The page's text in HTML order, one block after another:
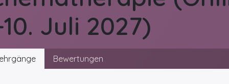
Juli 2027)
Bewertungen